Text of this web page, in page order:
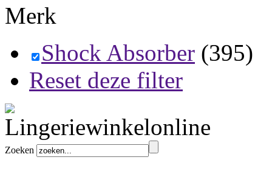
Merk
Shock Absorber (395)
Reset deze filter
Zoeken